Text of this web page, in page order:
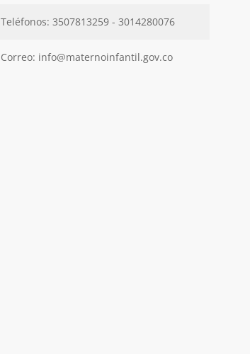
Teléfonos: 3507813259 - 3014280076
Correo: info@maternoinfantil.gov.co